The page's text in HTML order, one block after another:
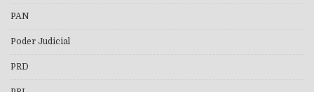
PAN
Poder Judicial
PRD